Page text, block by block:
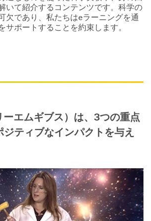
いて紹介するコンテンツです。科学の
欠であり、私たちはeラーニングを通
サポートすることを約束します。
エムギブス）は、3つの重点
ティブなインパクトを与え